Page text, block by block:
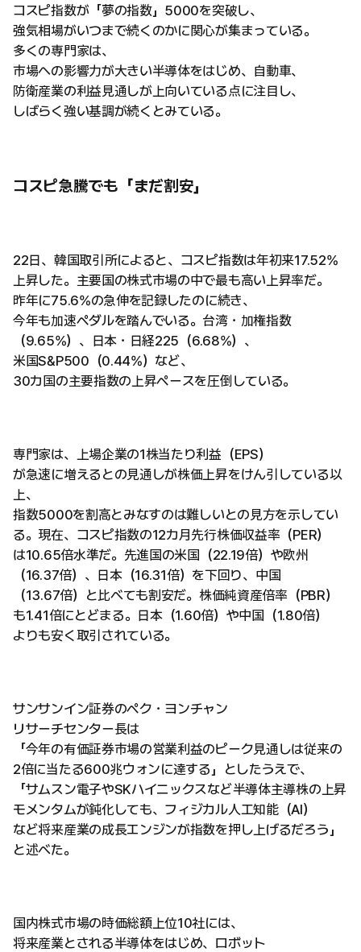
コスピ指数が「夢の指数」5000を突破し、
強気相場がいつまで続くのかに関心が集まっている。
多くの専門家は、
市場への影響力が大きい半導体をはじめ、自動車、
防衛産業の利益見通しが上向いている点に注目し、
しばらく強い基調が続くとみている。
コスピ急騰でも「まだ割安」
22日、韓国取引所によると、コスピ指数は年初来17.52%
上昇した。主要国の株式市場の中で最も高い上昇率だ。
昨年に75.6%の急伸を記録したのに続き、
今年も加速ペダルを踏んでいる。台湾・加権指数
（9.65%）、日本・日経225（6.68%）、
米国S&P500（0.44%）など、
30カ国の主要指数の上昇ペースを圧倒している。
専門家は、上場企業の1株当たり利益（EPS）
が急速に増えるとの見通しが株価上昇をけん引している以
上、
指数5000を割高とみなすのは難しいとの見方を示してい
る。現在、コスピ指数の12カ月先行株価収益率（PER）
は10.65倍水準だ。先進国の米国（22.19倍）や欧州
（16.37倍）、日本（16.31倍）を下回り、中国
（13.67倍）と比べても割安だ。株価純資産倍率（PBR）
も1.41倍にとどまる。日本（1.60倍）や中国（1.80倍）
よりも安く取引されている。
サンサンイン証券のペク・ヨンチャン
リサーチセンター長は
「今年の有価証券市場の営業利益のピーク見通しは従来の
2倍に当たる600兆ウォンに達する」としたうえで、
「サムスン電子やSKハイニックスなど半導体主導株の上昇
モメンタムが鈍化しても、フィジカル人工知能（AI）
など将来産業の成長エンジンが指数を押し上げるだろう」
と述べた。
国内株式市場の時価総額上位10社には、
将来産業とされる半導体をはじめ、ロボット